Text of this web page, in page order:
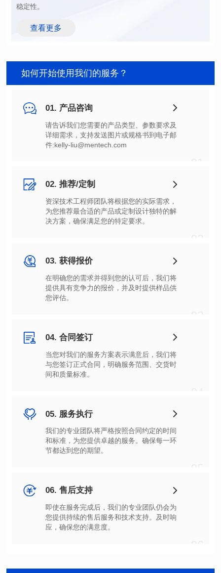
稳定性。
查看更多
如何开始使用我们的服务？
01. 产品咨询
件:kelly-liu@mentech.com
02. 推荐/定制
决方案，确保满足您的特定要求。
03. 获得报价
您评估。
04. 合同签订
间和质量标准。
05. 服务执行
节都达到您的期望。
06. 售后支持
应，确保您的满意度。